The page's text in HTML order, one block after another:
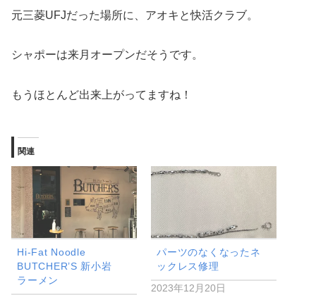
元三菱UFJだった場所に、アオキと快活クラブ。
シャポーは来月オープンだそうです。
もうほとんど出来上がってますね！
関連
Hi-Fat Noodle
BUTCHER’S 新小岩
ラーメン
パーツのなくなったネ
ックレス修理
2023年12月20日